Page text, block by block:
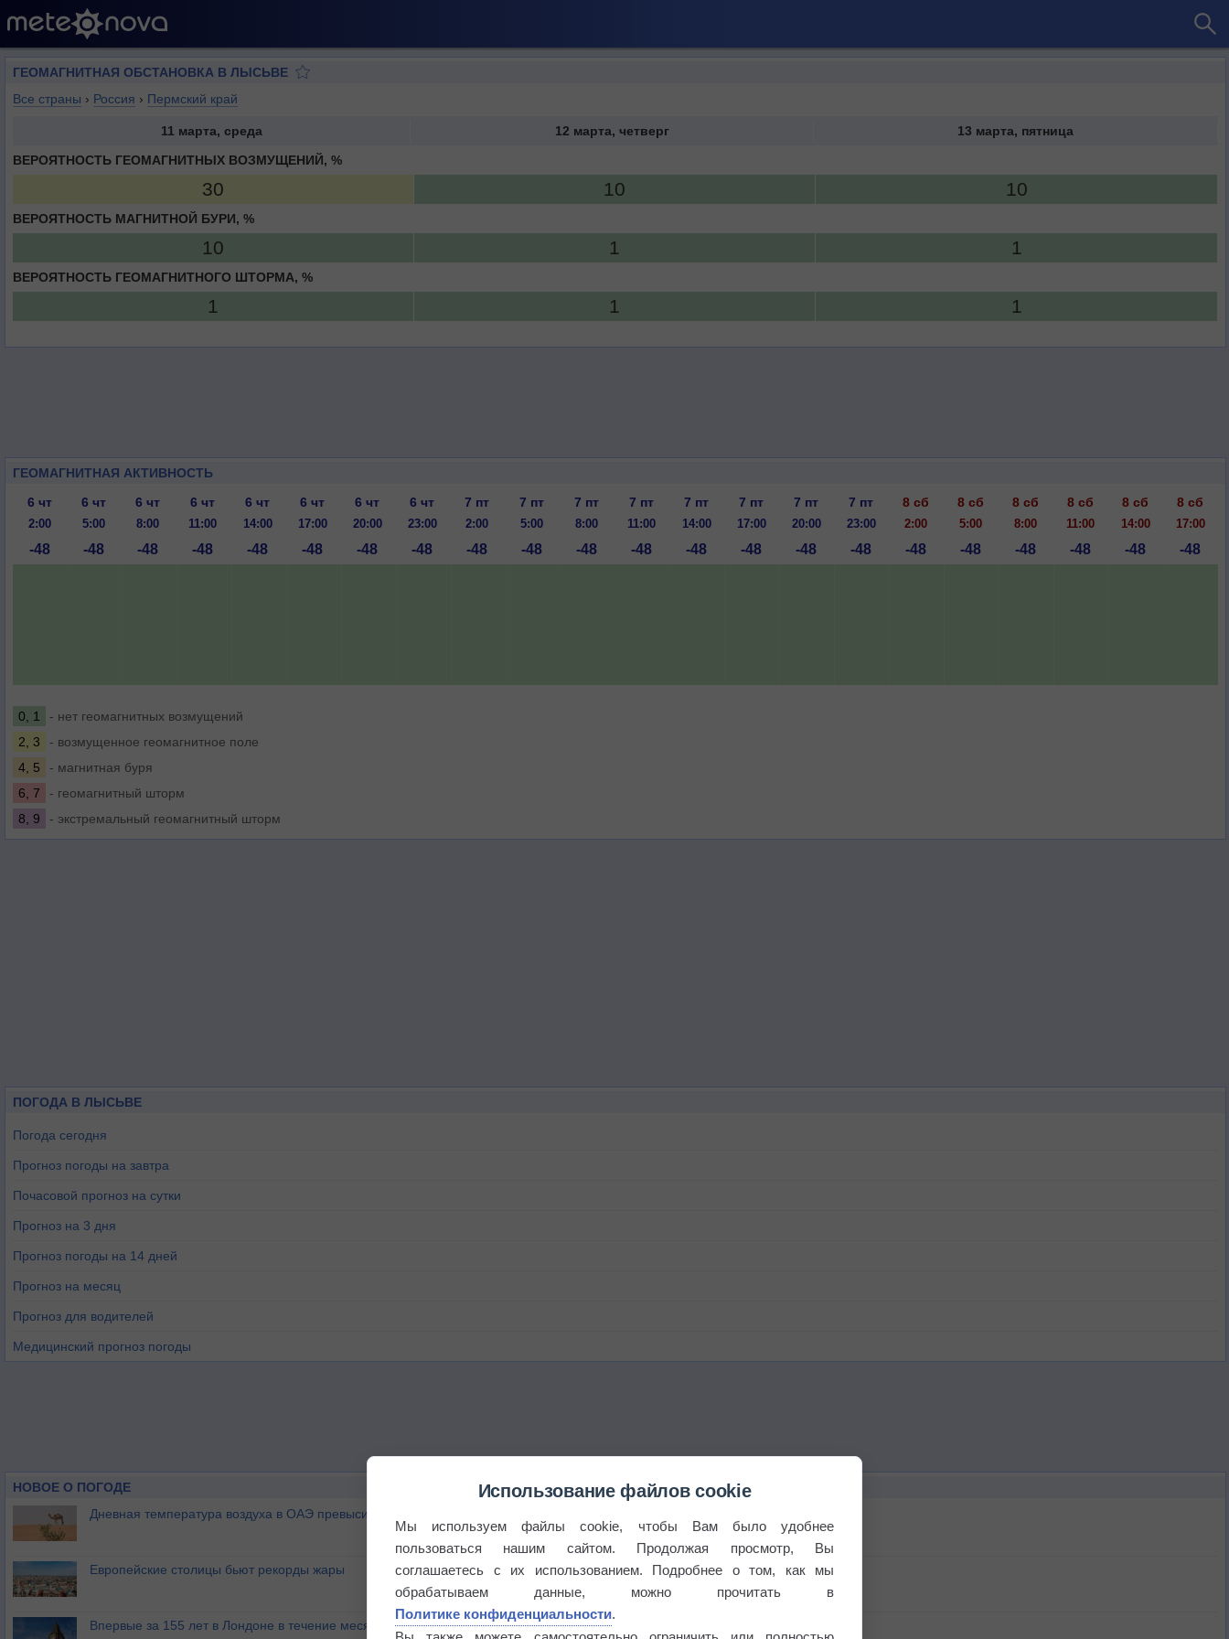
ГЕОМАГНИТНАЯ ОБСТАНОВКА В ЛЫСЬВЕ
Все страны › Россия › Пермский край
11 марта, среда 12 марта, четверг
13 марта, пятница
ВЕРОЯТНОСТЬ ГЕОМАГНИТНЫХ ВОЗМУЩЕНИЙ, %
30 10 10
ВЕРОЯТНОСТЬ МАГНИТНОЙ БУРИ, %
10 1 1
ВЕРОЯТНОСТЬ ГЕОМАГНИТНОГО ШТОРМА, %
1 1 1
ГЕОМАГНИТНАЯ АКТИВНОСТЬ
6 чт
6 чт 6 чт 6 чт 6 чт 6 чт 6 чт 6 чт 7 пт 7 пт 7 пт 7 пт 7 пт 7 пт 7 пт 7 пт 8 сб 8 сб 8 сб 8 сб 8 сб 8 сб
2:00 5:00 8:00 11:00 14:00 17:00 20:00 23:00 2:00 5:00 8:00 11:00 14:00 17:00 20:00 23:00 2:00 5:00 8:00 11:00 14:00 17:00
-48 -48 -48 -48 -48 -48 -48 -48 -48 -48 -48 -48 -48 -48 -48 -48 -48 -48 -48 -48 -48 -48
0, 1
- нет геомагнитных возмущений
2, 3
- возмущенное геомагнитное поле
4, 5
- магнитная буря
6, 7
- геомагнитный шторм
8, 9
- экстремальный геомагнитный шторм
ПОГОДА В ЛЫСЬВЕ
Погода сегодня
Прогноз погоды на завтра
Почасовой прогноз на сутки
Прогноз на 3 дня
Прогноз погоды на 14 дней
Прогноз на месяц
Прогноз для водителей
Медицинский прогноз погоды
НОВОЕ О ПОГОДЕ
Дневная температура воздуха в ОАЭ превысила +51°
Европейские столицы бьют рекорды жары
Впервые за 155 лет в Лондоне в течение месяца не выпадал дождь
Использование файлов cookie
Мы используем файлы cookie, чтобы Вам было удобнее
пользоваться нашим сайтом. Продолжая просмотр, Вы
соглашаетесь с их использованием. Подробнее о том, как мы
обрабатываем данные, можно прочитать в
Политике конфиденциальности.